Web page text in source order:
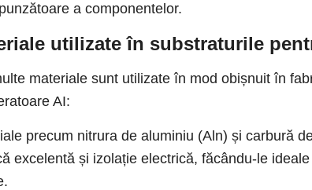
a componentelor.
utilizate în substraturile
materiale sunt utilizate în mod obișnuit în
AI:
precum nitrura de aluminiu (Aln) și carbură
excelentă și izolație electrică, făcându-le